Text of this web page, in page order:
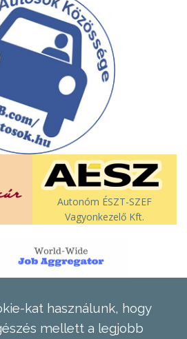
Autonóm ÉSZT-SZEF
Vagyonkezelő Kft.
kat használunk, hogy
mellett a legjobb